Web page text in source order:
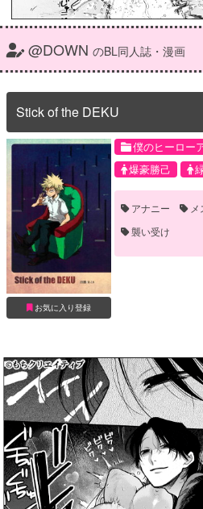
@DOWN のBL同人誌・漫画
Stick of the DEKU
お気に入り登録
僕のヒーロー
爆豪勝己
アナニー
襲い受け